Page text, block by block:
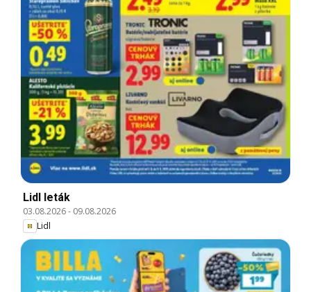
Lidl leták
03.08.2026- 09.08.2026
Lidl